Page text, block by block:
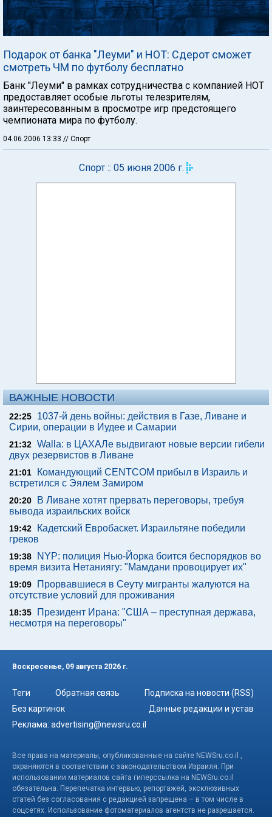
Подарок от банка "Леуми" и HOT: Сдерот сможeт
смотреть ЧМ по футболу бесплатно
Банк "Леуми" в рамках сотрудничества с компанией НОТ
предоставляет особые льготы телезрителям,
заинтересованным в просмотре игр предстоящего
чемпионата мира по футболу.
04.06.2006 13:33 // Спорт
Спорт :: 05 июня 2006 г.
ВАЖНЫЕ НОВОСТИ
22:25
1037-й день войны: действия в Газе, Ливане и
Сирии, операции в Иудее и Самарии
21:32 Walla: в ЦАХАЛе выдвигают новые версии гибели
двух резервистов в Ливане
21:01
Командующий CENTCOM прибыл в Израиль и
встретился с Эялем Замиром
20:20
В Ливане хотят прервать переговоры, требуя
вывода израильских войск
19:42
Кадетский Евробаскет. Израильтяне победили
греков
19:38
NYP: полиция Нью-Йорка боится беспорядков во
время визита Нетаниягу: "Мамдани провоцирует их"
19:09
Прорвавшиеся в Сеуту мигранты жалуются на
отсутствие условий для проживания
18:35
Президент Ирана: "США – преступная держава,
несмотря на переговоры"
Воскресенье, 09 августа 2026 г.
Теги Обратная связь
Подписка на новости (RSS)
Без картинок
Данные редакции и устав
Реклама: advertising@newsru.co.il
Все права на материалы, опубликованные на сайте NEWSru.co.il ,
охраняются в соответствии с законодательством Израиля. При
использовании материалов сайта гиперссылка на NEWSru.co.il
обязательна. Перепечатка интервью, репортажей, эксклюзивных
статей без согласования с редакцией запрещена – в том числе в
соцсетях. Использование фотоматериалов агентств не разрешается.